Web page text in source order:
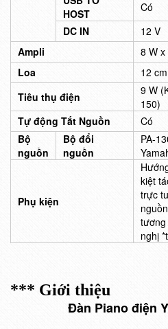
HOST
Có
DC IN
12 V
Ampli
8 W x
Loa
12
Tiêu thụ điện
9 W
150)
Tự động Tắt Nguồn
Có
Bộ
nguồn
Bộ đổi
nguồn
PA-
Phụ kiện
kiệt
trực
tương
nghị
*** Giới thiệu
Đàn Piano điện